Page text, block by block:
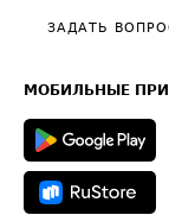
Общие положения
Полезное по
Техническая
ЗАДАТЬ
МОБИЛЬНЫЕ